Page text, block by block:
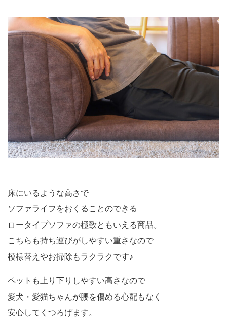
床にいるような高さで
ソファライフをおくることのできる
ロータイプソファの極致ともいえる商品。
こちらも持ち運びがしやすい重さなので
模様替えやお掃除もラクラクです♪
ペットも上り下りしやすい高さなので
愛犬・愛猫ちゃんが腰を傷める心配もなく
安心してくつろげます。